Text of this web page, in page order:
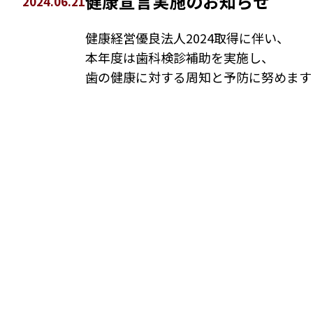
健康経営優良法人2024取得に伴い、
本年度は歯科検診補助を実施し、
歯の健康に対する周知と予防に努めま